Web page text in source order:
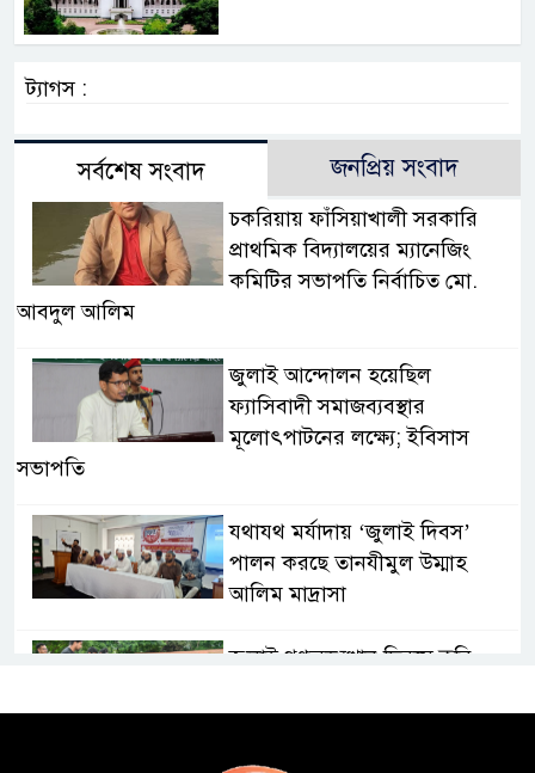
ট্যাগস :
সর্বশেষ সংবাদ জনপ্রিয় সংবাদ
চকরিয়ায় ফাঁসিয়াখালী সরকারি
প্রাথমিক বিদ্যালয়ের ম্যানেজিং
কমিটির সভাপতি নির্বাচিত মো.
আবদুল আলিম
জুলাই আন্দোলন হয়েছিল
ফ্যাসিবাদী সমাজব্যবস্থার
মূলোৎপাটনের লক্ষ্যে; ইবিসাস
সভাপতি
যথাযথ মর্যাদায় ‘জুলাই দিবস’
পালন করছে তানযীমুল উম্মাহ
আলিম মাদ্রাসা
জুলাই গণঅভ্যুত্থান দিবসে কুবি
কর্মসূচি